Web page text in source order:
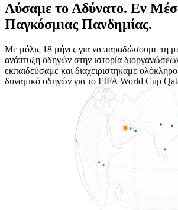
Λύσαμε το Αδύνατο. Εν
Παγκόσμιας Πανδημίας.
Με μόλις 18 μήνες για να παραδώσουμε τη
ανάπτυξη οδηγών στην ιστορία
εκπαιδεύσαμε και διαχειριστήκαμε
δυναμικό οδηγών για το FIFA World Cup